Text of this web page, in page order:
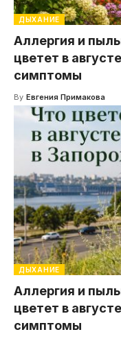
ДЫХАНИЕ
Аллергия и
цветет в
симптомы
By Евгения Примакова
ДЫХАНИЕ
Аллергия и
цветет в
симптомы